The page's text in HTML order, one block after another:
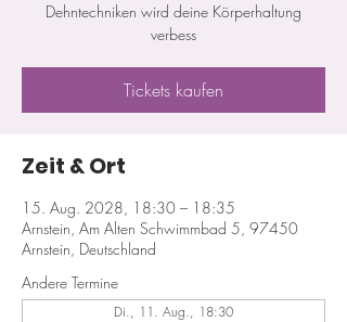
Dehntechniken wird deine Körperhaltung
verbess
Tickets kaufen
Zeit & Ort
15. Aug. 2028, 18:30 – 18:35
Arnstein, Am Alten Schwimmbad 5, 97450
Arnstein, Deutschland
Andere Termine
Di., 11. Aug., 18:30